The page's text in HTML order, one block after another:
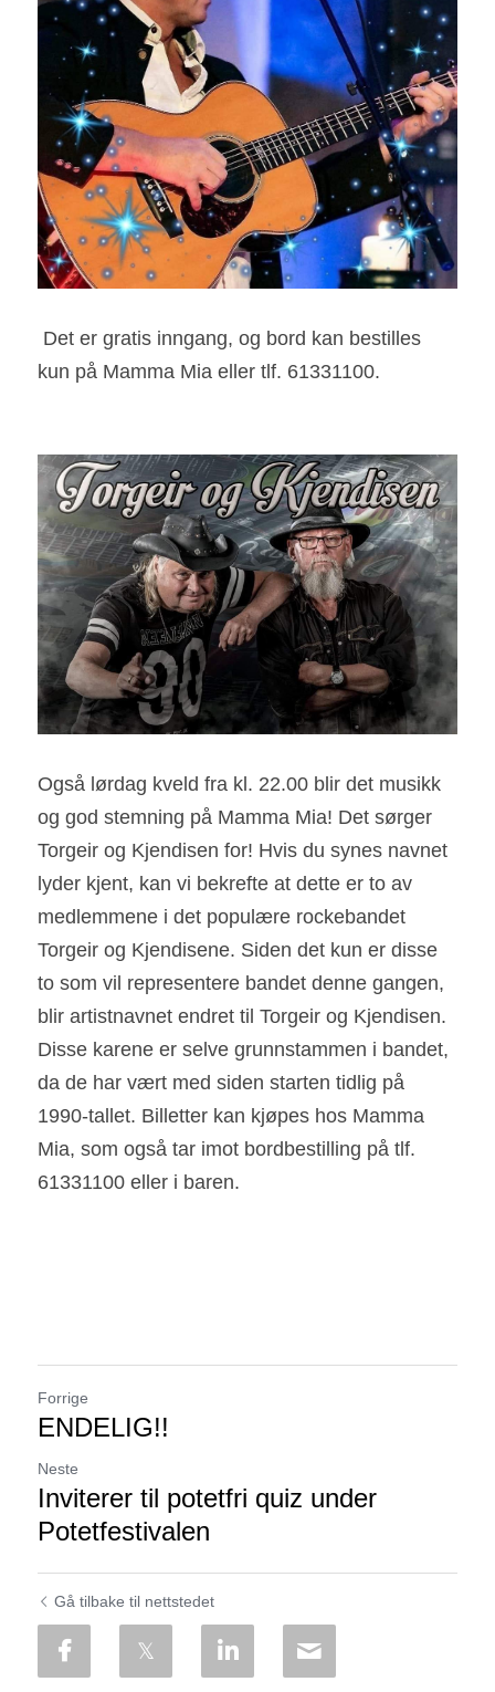
kun på Mamma Mia eller tlf. 61331100.
Også lørdag kveld fra kl. 22.00 blir det musikk
og god stemning på Mamma Mia! Det sørger
Torgeir og Kjendisen for! Hvis du synes navnet
lyder kjent, kan vi bekrefte at dette er to av
medlemmene i det populære rockebandet
Torgeir og Kjendisene. Siden det kun er disse
to som vil representere bandet denne gangen,
blir artistnavnet endret til Torgeir og Kjendisen.
Disse karene er selve grunnstammen i bandet,
da de har vært med siden starten tidlig på
1990-tallet. Billetter kan kjøpes hos Mamma
Mia, som også tar imot bordbestilling på tlf.
61331100 eller i baren.
Forrige
ENDELIG!!
Neste
Inviterer til potetfri quiz under
Potetfestivalen
Gå tilbake til nettstedet